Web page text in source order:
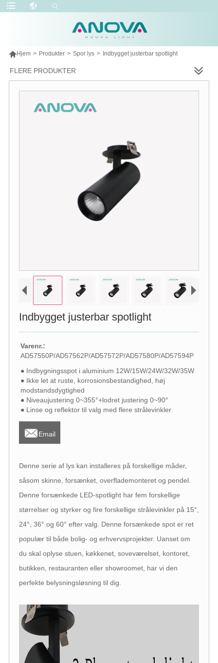
Hjem > Produkter > Spor lys > Indbygget justerbar spotlight
FLERE PRODUKTER
Indbygget justerbar spotlight
Varenr.:
AD57550P/AD57562P/AD57572P/AD57580P/AD57594P
● Indbygningsspot i aluminium 12W/15W/24W/32W/35W
● Ikke let at ruste, korrosionsbestandighed, høj
modstandsdygtighed
● Niveaujustering 0~355°+lodret justering 0~90°
● Linse og reflektor til valg med flere strålevinkler
Email
Denne serie af lys kan installeres på forskellige måder,
såsom skinne, forsænket, overflademonteret og pendel.
Denne forsænkede LED-spotlight har fem forskellige
størrelser og styrker og fire forskellige strålevinkler på 15°,
24°, 36° og 60° efter valg. Denne forsænkede spot er ret
populær til både bolig- og erhvervsprojekter. Uanset om
du skal oplyse stuen, køkkenet, soveværelset, kontoret,
butikken, restauranten eller showroomet, har vi den
perfekte belysningsløsning til dig.